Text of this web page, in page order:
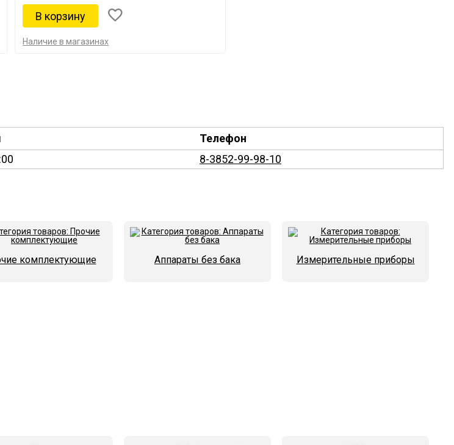
Наличие в магазинах
Телефон
8-3852-99-98-10
комплектующие Аппараты без бака Измерительные приборы